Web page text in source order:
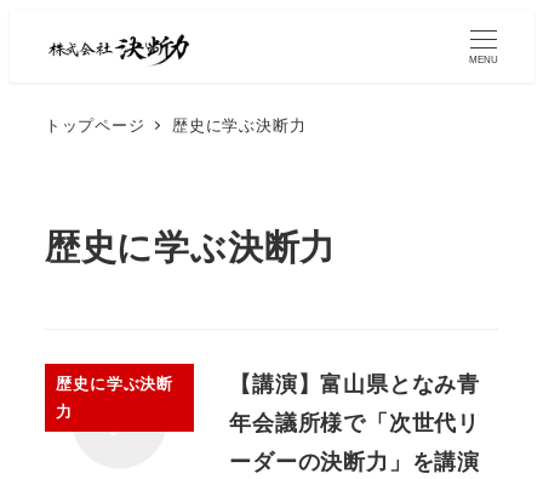
MENU
トップページ 歴史に学ぶ決断力
歴史に学ぶ決断力
歴史に学ぶ決断
力
【講演】富山県となみ青
年会議所様で「次世代リ
ーダーの決断力」を講演